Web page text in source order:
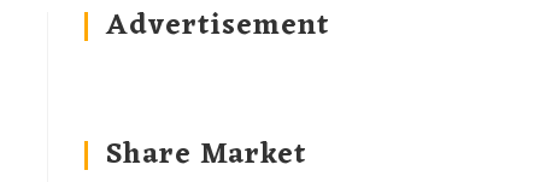
Advertisement
Share Market